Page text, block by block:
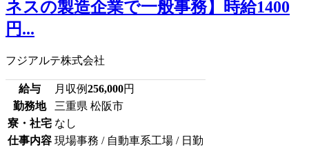
ネスの製造企業で一般事務】時給1400
円...
フジアルテ株式会社
給与 月収例256,000円
勤務地
三重県 松阪市
寮・社宅 なし
仕事内容 現場事務 / 自動車系工場 / 日勤